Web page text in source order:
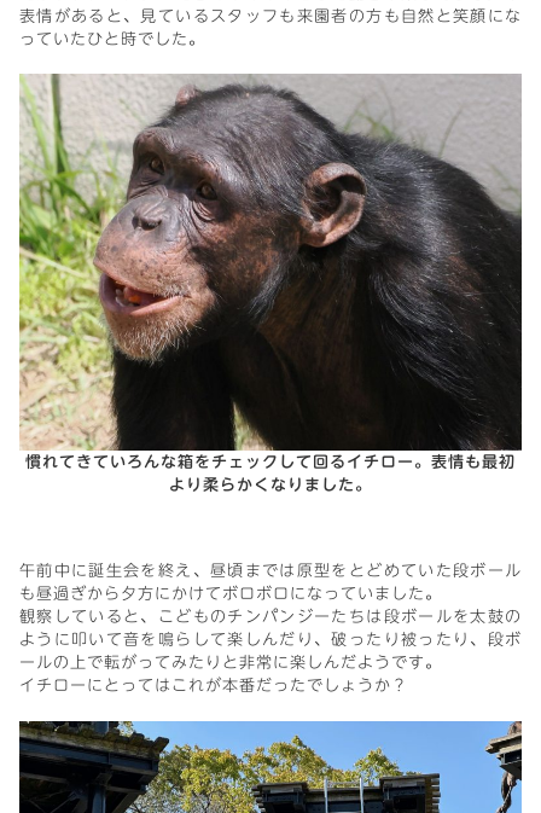
表情があると、見ているスタッフも来園者の方も自然と笑顔にな
っていたひと時でした。
慣れてきていろんな箱をチェックして回るイチロー。表情も最初
より柔らかくなりました。
午前中に誕生会を終え、昼頃までは原型をとどめていた段ボール
も昼過ぎから夕方にかけてボロボロになっていました。
観察していると、こどものチンパンジーたちは段ボールを太鼓の
ように叩いて音を鳴らして楽しんだり、破ったり被ったり、段ボ
ールの上で転がってみたりと非常に楽しんだようです。
イチローにとってはこれが本番だったでしょうか？